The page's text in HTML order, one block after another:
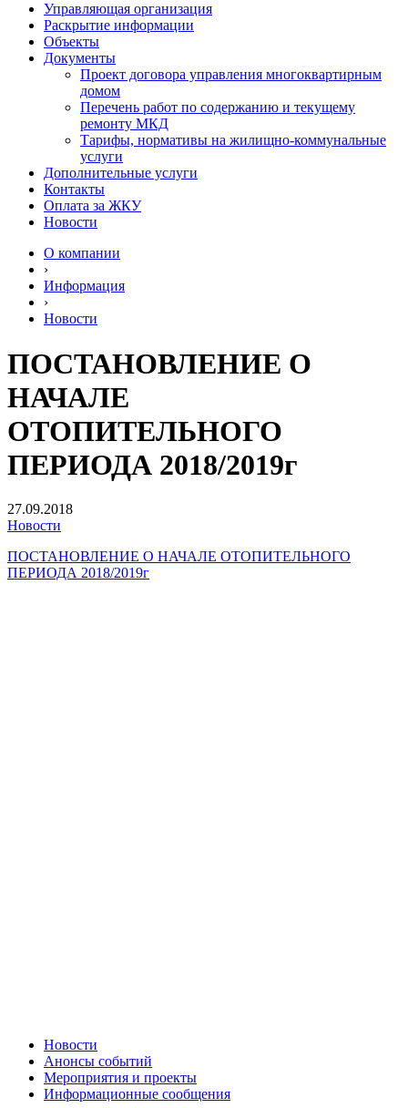
Управляющая организация
Раскрытие информации
Объекты
Документы
Проект договора управления многоквартирным
домом
Перечень работ по содержанию и текущему
ремонту МКД
Тарифы, нормативы на жилищно-коммунальные
услуги
Дополнительные услуги
Контакты
Оплата за ЖКУ
Новости
О компании
›
Информация
›
Новости
ПОСТАНОВЛЕНИЕ О
НАЧАЛЕ
ОТОПИТЕЛЬНОГО
ПЕРИОДА 2018/2019г
27.09.2018
Новости
ПОСТАНОВЛЕНИЕ О НАЧАЛЕ ОТОПИТЕЛЬНОГО
ПЕРИОДА 2018/2019г
Новости
Анонсы событий
Мероприятия и проекты
Информационные сообщения